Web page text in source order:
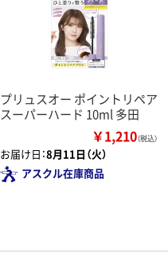
プリュスオー ポイントリペア
スーパーハード 10ml 多田
￥1,210（税込）
お届け日：8月11日（火）
アスクル在庫商品